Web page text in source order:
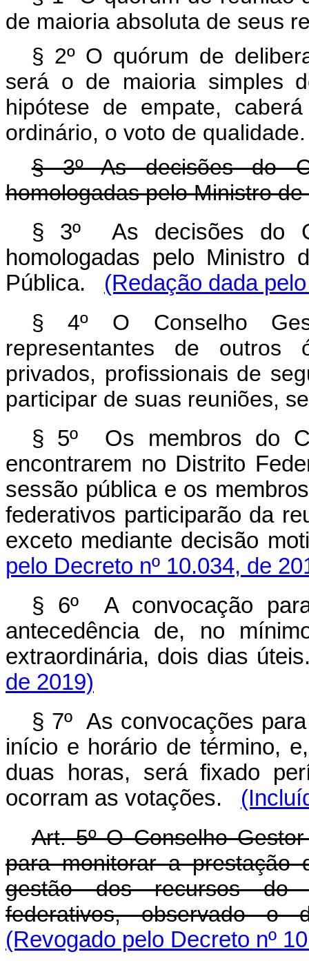
de maioria absoluta de seus
§ 2º O quórum de
será o de maioria simples
hipótese de empate,
ordinário, o voto de qualidade.
§ 3º As decisões do
homologadas pelo Ministro
§ 3º As decisões do
homologadas pelo Ministro
Pública. (Redação dada
§ 4º O Conselho
representantes de outros
privados, profissionais de
participar de suas reuniões,
§ 5º Os membros do
encontrarem no Distrito
sessão pública e os
federativos participarão da
exceto mediante decisão
pelo Decreto nº 10.034, de
§ 6º A convocação
antecedência de, no
extraordinária, dois dias
de 2019)
§ 7º As convocações
início e horário de término,
duas horas, será fixado
ocorram as votações.
Art. 5º O Conselho
para monitorar a prestação
gestão dos recursos do
federativos, observado
(Revogado pelo Decreto nº